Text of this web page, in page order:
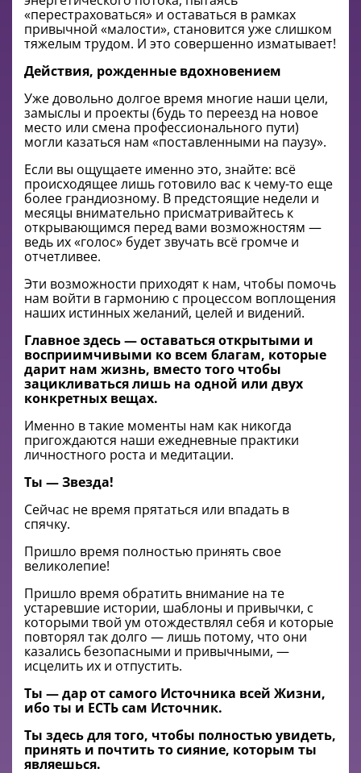
«перестраховаться» и оставаться в рамках
привычной «малости», становится уже слишком
тяжелым трудом. И это совершенно изматывает!
Действия, рожденные вдохновением
Уже довольно долгое время многие наши цели,
замыслы и проекты (будь то переезд на новое
место или смена профессионального пути)
могли казаться нам «поставленными на паузу».
Если вы ощущаете именно это, знайте: всё
происходящее лишь готовило вас к чему-то еще
более грандиозному. В предстоящие недели и
месяцы внимательно присматривайтесь к
открывающимся перед вами возможностям —
ведь их «голос» будет звучать всё громче и
отчетливее.
Эти возможности приходят к нам, чтобы помочь
нам войти в гармонию с процессом воплощения
наших истинных желаний, целей и видений.
Главное здесь — оставаться открытыми и
восприимчивыми ко всем благам, которые
дарит нам жизнь, вместо того чтобы
зацикливаться лишь на одной или двух
конкретных вещах.
Именно в такие моменты нам как никогда
пригождаются наши ежедневные практики
личностного роста и медитации.
Ты — Звезда!
Сейчас не время прятаться или впадать в
спячку.
Пришло время полностью принять свое
великолепие!
Пришло время обратить внимание на те
устаревшие истории, шаблоны и привычки, с
которыми твой ум отождествлял себя и которые
повторял так долго — лишь потому, что они
казались безопасными и привычными, —
исцелить их и отпустить.
Ты — дар от самого Источника всей Жизни,
ибо ты и ЕСТЬ сам Источник.
Ты здесь для того, чтобы полностью увидеть,
принять и почтить то сияние, которым ты
являешься.